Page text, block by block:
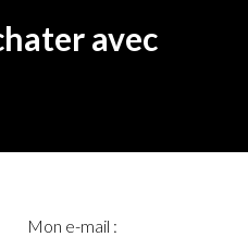
avec
Mon e-mail :